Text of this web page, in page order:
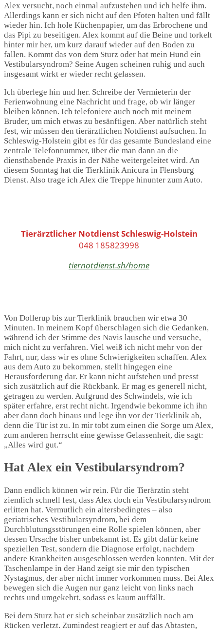
Alex versucht, noch einmal aufzustehen und ich helfe ihm.
Allerdings kann er sich nicht auf den Pfoten halten und fällt
wieder hin. Ich hole Küchenpapier, um das Erbrochene und
das Pipi zu beseitigen. Alex kommt auf die Beine und torkelt
hinter mir her, um kurz darauf wieder auf den Boden zu
fallen. Kommt das von dem Sturz oder hat mein Hund ein
Vestibularsyndrom? Seine Augen scheinen ruhig und auch
insgesamt wirkt er wieder recht gelassen.
Ich überlege hin und her. Schreibe der Vermieterin der
Ferienwohnung eine Nachricht und frage, ob wir länger
bleiben können. Ich telefoniere auch noch mit meinem
Bruder, um mich etwas zu besänftigen. Aber natürlich steht
fest, wir müssen den tierärztlichen Notdienst aufsuchen. In
Schleswig-Holstein gibt es für das gesamte Bundesland eine
zentrale Telefonnummer, über die man dann an die
diensthabende Praxis in der Nähe weitergeleitet wird. An
diesem Sonntag hat die Tierklinik Anicura in Flensburg
Dienst. Also trage ich Alex die Treppe hinunter zum Auto.
Tierärztlicher Notdienst Schleswig-Holstein
048 185823998
tiernotdienst.sh/home
Von Dollerup bis zur Tierklinik brauchen wir etwa 30
Minuten. In meinem Kopf überschlagen sich die Gedanken,
während ich der Stimme des Navis lausche und versuche,
mich nicht zu verfahren. Viel weiß ich nicht mehr von der
Fahrt, nur, dass wir es ohne Schwierigkeiten schaffen. Alex
aus dem Auto zu bekommen, stellt hingegen eine
Herausforderung dar. Er kann nicht aufstehen und presst
sich zusätzlich auf die Rückbank. Er mag es generell nicht,
getragen zu werden. Aufgrund des Schwindels, wie ich
später erfahre, erst recht nicht. Irgendwie bekomme ich ihn
aber dann doch hinaus und lege ihn vor der Tierklinik ab,
denn die Tür ist zu. In mir tobt zum einen die Sorge um Alex,
zum anderen herrscht eine gewisse Gelassenheit, die sagt:
„Alles wird gut.“
Hat Alex ein Vestibularsyndrom?
Dann endlich können wir rein. Für die Tierärztin steht
ziemlich schnell fest, dass Alex doch ein Vestibularsyndrom
erlitten hat. Vermutlich ein altersbedingtes – also
geriatrisches Vestibularsyndrom, bei dem
Durchblutungsstörungen eine Rolle spielen können, aber
dessen Ursache bisher unbekannt ist. Es gibt dafür keine
speziellen Test, sondern die Diagnose erfolgt, nachdem
andere Krankheiten ausgeschlossen werden konnten. Mit der
Taschenlampe in der Hand zeigt sie mir den typischen
Nystagmus, der aber nicht immer vorkommen muss. Bei Alex
bewegen sich die Augen nur ganz leicht von links nach
rechts und umgekehrt, sodass es kaum auffällt.
Bei dem Sturz hat er sich scheinbar zusätzlich noch am
Rücken verletzt. Zumindest reagiert er auf das Abtasten,